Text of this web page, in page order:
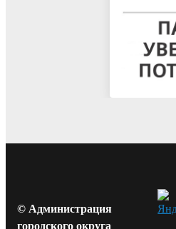
© Администрация
городского округа